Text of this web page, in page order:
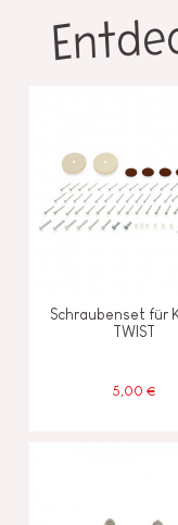
Schraubenset für
TWIST
5,00 €